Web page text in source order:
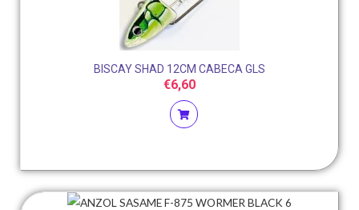
BISCAY SHAD 12CM CABECA GLS
€6,60